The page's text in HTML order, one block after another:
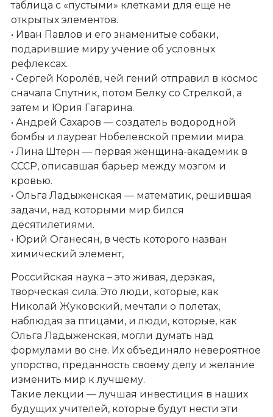
таблица с «пустыми» клетками для еще не
открытых элементов.
• Иван Павлов и его знаменитые собаки,
подарившие миру учение об условных
рефлексах.
• Сергей Королёв, чей гений отправил в космос
сначала Спутник, потом Белку со Стрелкой, а
затем и Юрия Гагарина.
• Андрей Сахаров — создатель водородной
бомбы и лауреат Нобелевской премии мира.
• Лина Штерн — первая женщина-академик в
СССР, описавшая барьер между мозгом и
кровью.
• Ольга Ладыженская — математик, решившая
задачи, над которыми мир бился
десятилетиями.
• Юрий Оганесян, в честь которого назван
химический элемент,
Российская наука – это живая, дерзкая,
творческая сила. Это люди, которые, как
Николай Жуковский, мечтали о полетах,
наблюдая за птицами, и люди, которые, как
Ольга Ладыженская, могли думать над
формулами во сне. Их объединяло невероятное
упорство, преданность своему делу и желание
изменить мир к лучшему.
Такие лекции — лучшая инвестиция в наших
будущих учителей, которые будут нести эти